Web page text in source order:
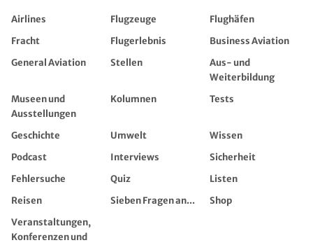
Airlines Flugzeuge
Flughäfen
Fracht
Flugerlebnis
Business Aviation
General Aviation
Stellen
Aus- und
Weiterbildung
Museen und
Ausstellungen
Kolumnen Tests
Geschichte Umwelt
Wissen
Podcast
Interviews
Sicherheit
Fehlersuche
Quiz
Listen
Reisen
Sieben Fragen an...
Shop
Veranstaltungen,
Konferenzen und